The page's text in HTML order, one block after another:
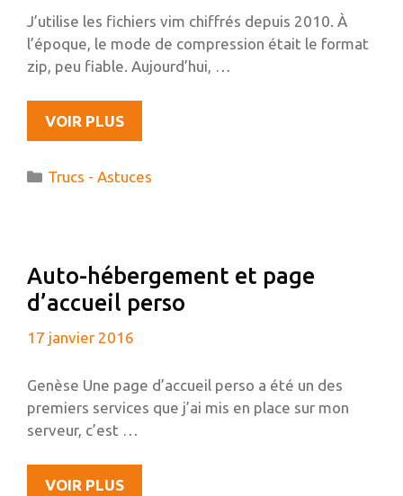
J’utilise les fichiers vim chiffrés depuis 2010. À
l’époque, le mode de compression était le format
zip, peu fiable. Aujourd’hui, …
VOIR PLUSCHIFFRER
SIMPLEMENT
FICHIER
Catégories
Trucs - Astuces
Auto-hébergement et page
d’accueil perso
17 janvier 2016
Genèse Une page d’accueil perso a été un des
premiers services que j’ai mis en place sur mon
serveur, c’est …
VOIR PLUSAUTO-